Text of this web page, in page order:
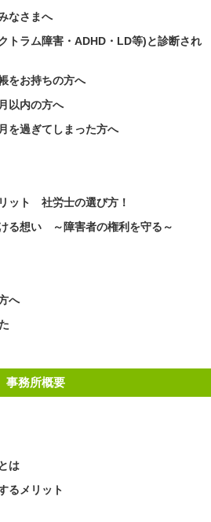
なさまへ
トラム障害・ADHD・LD等)と診断され
をお持ちの方へ
以内の方へ
を過ぎてしまった方へ
ット 社労士の選び方！
る想い ～障害者の権利を守る～
へ
事務所概要
は
るメリット